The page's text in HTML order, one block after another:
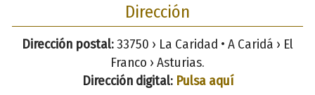
Dirección
Dirección postal:33750 › La Caridad • A Caridá › El
Franco › Asturias.
Dirección digital: Pulsa aquí